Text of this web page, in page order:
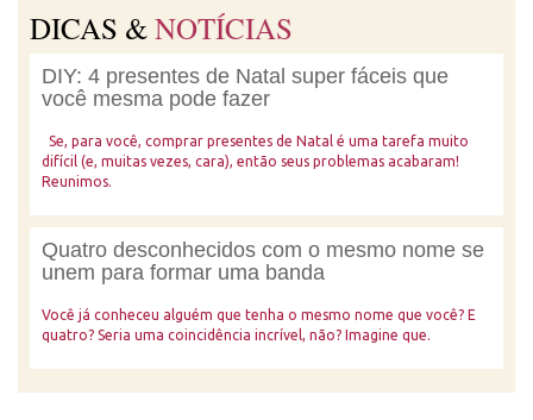
DICAS &NOTÍCIAS
DIY: 4 presentes de Natal super fáceis que
você mesma pode fazer
Se, para você, comprar presentes de Natal é uma tarefa muito
difícil (e, muitas vezes, cara), então seus problemas acabaram!
Reunimos.
Quatro desconhecidos com o mesmo nome se
unem para formar uma banda
Você já conheceu alguém que tenha o mesmo nome que você? E
quatro? Seria uma coincidência incrível, não? Imagine que.